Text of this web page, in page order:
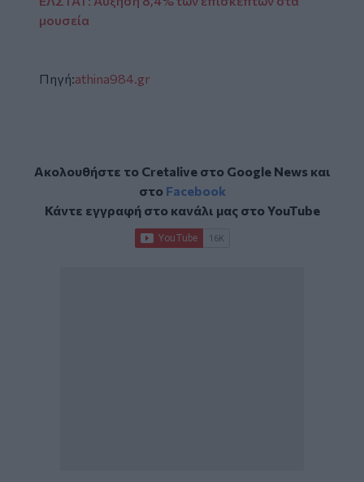
μουσεία
Πηγή:athina984.gr
Ακολουθήστε το Cretalive στο Google Newsκαι
στο Facebook
Κάντε εγγραφή στο κανάλι μας στοYouTube